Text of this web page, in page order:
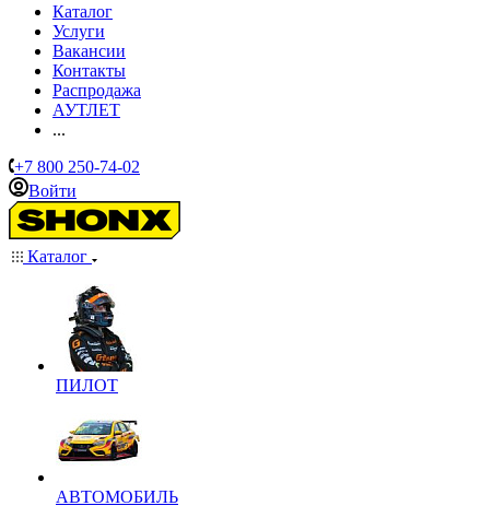
Каталог
Услуги
Вакансии
Контакты
Распродажа
АУТЛЕТ
...
+7 800 250-74-02
Войти
Каталог
ПИЛОТ
АВТОМОБИЛЬ